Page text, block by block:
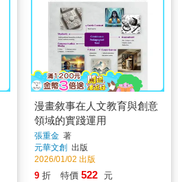
漫畫敘事在人文教育與創意
領域的實踐運用
張重金 著
元華文創 出版
2026/01/02 出版
9 折 特價 522 元